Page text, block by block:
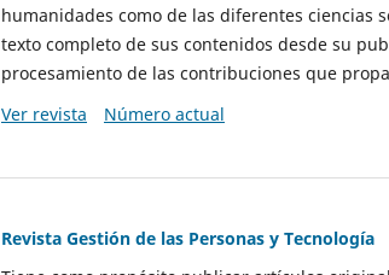
humanidades como de las diferentes ciencias
texto completo de sus contenidos desde su
procesamiento de las contribuciones que
Ver revista
Número actual
Revista Gestión de las Personas y Tecnología